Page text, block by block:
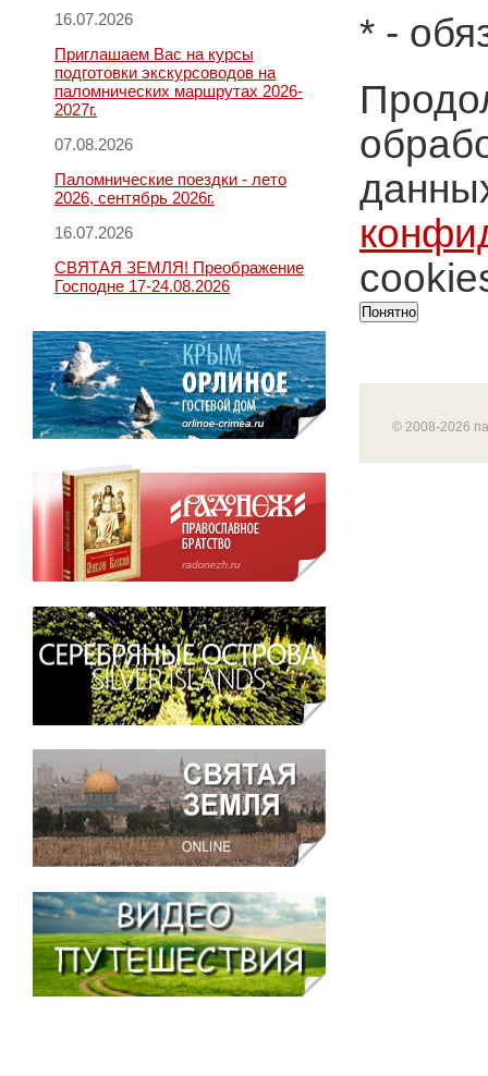
16.07.2026
Приглашаем Вас на курсы
подготовки экскурсоводов на
паломнических маршрутах 2026-
2027г.
07.08.2026
Паломнические поездки - лето
2026, сентябрь 2026г.
16.07.2026
СВЯТАЯ ЗЕМЛЯ! Преображение
Господне 17-24.08.2026
* -
Понятно
© 2008-2026